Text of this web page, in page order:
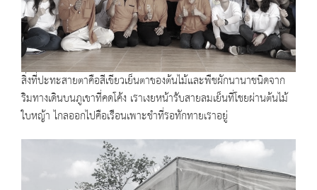
สิ่งที่ปะทะสายตาคือสีเขียวเย็นตาของต้นไม้และพืชผักนานาชนิดจาก
ริมทางเดินบนภูเขาที่คดโค้ง เราเงยหน้ารับสายลมเย็นที่โชยผ่านต้นไม้
ใบหญ้า ไกลออกไปคือเรือนเพาะชำที่รอทักทายเราอยู่